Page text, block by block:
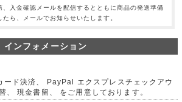
、入金確認メールを配信するとともに商品の発送準備
ら、メールでお知らせいたします。
インフォメーション
ード決済、 PayPal エクスプレスチェックアウ
、 現金書留、 をご用意しております。